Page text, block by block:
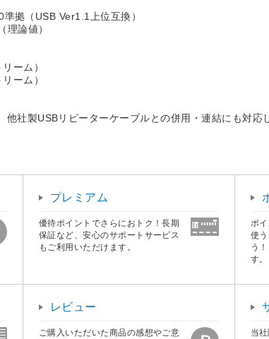
拠（USB Ver1.1上位互換）
論値）
ーム）
ーム）
社製USBリピーターケーブルとの併用・連結にも対応
プレミアム
優待ポイントでさらにおトク！長期
保証など、安心のサポートサービス
もご利用いただけます。
ポ
使
う
す。
レビュー
ご購入いただいた商品の感想やご意
当